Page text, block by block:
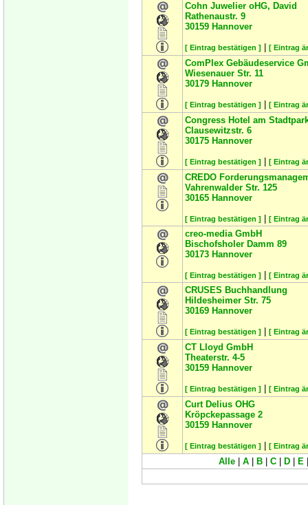
Cohn Juwelier oHG, David
Rathenaustr. 9
30159 Hannover
[ Eintrag bestätigen ] [ Eintrag
ComPlex Gebäudeservice
Wiesenauer Str. 11
30179 Hannover
[ Eintrag bestätigen ] [ Eintrag
Congress Hotel am
Clausewitzstr. 6
30175 Hannover
[ Eintrag bestätigen ] [ Eintrag
CREDO
Vahrenwalder Str. 125
30165 Hannover
[ Eintrag bestätigen ] [ Eintrag
creo-media GmbH
Bischofsholer Damm 89
30173 Hannover
[ Eintrag bestätigen ] [ Eintrag
CRUSES Buchhandlung
Hildesheimer Str. 75
30169 Hannover
[ Eintrag bestätigen ] [ Eintrag
CT Lloyd GmbH
Theaterstr. 4-5
30159 Hannover
[ Eintrag bestätigen ] [ Eintrag
Curt Delius OHG
Kröpckepassage 2
30159 Hannover
[ Eintrag bestätigen ] [ Eintrag
Alle A B C D E